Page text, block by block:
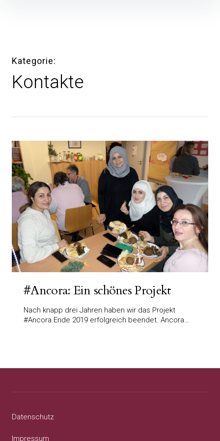
Kategorie
Kontakte
#Ancora: Ein schönes Projekt
Nach knapp drei Jahren haben wir das Projekt
#Ancora Ende 2019 erfolgreich beendet. Ancora…
Datenschutz
Impressum